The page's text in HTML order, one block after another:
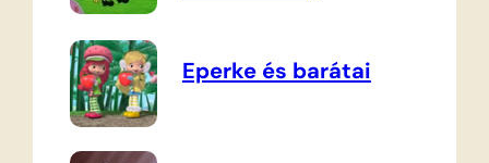
Eperke és barátai